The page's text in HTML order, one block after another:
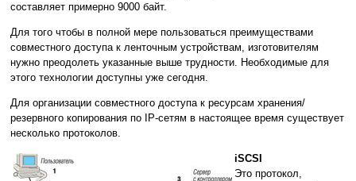
составляет примерно 9000 байт.
Для того чтобы в полной мере пользоваться преимуществами
совместного доступа к ленточным устройствам, изготовителям
нужно преодолеть указанные выше трудности. Необходимые для
этого технологии доступны уже сегодня.
Для организации совместного доступа к ресурсам хранения/
резервного копирования по IP-сетям в настоящее время существует
несколько протоколов.
iSCSI
Это протокол,